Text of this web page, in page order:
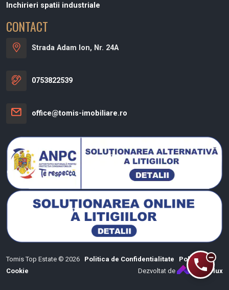
Inchirieri spatii industriale
CONTACT
Strada Adam Ion, Nr. 24A
0753822539
office@tomis-imobiliare.ro
Tomis Top Estate © 2026 Politica de Confidentialitate
Politica de
Cookie
Dezvoltat de ImmoFlux